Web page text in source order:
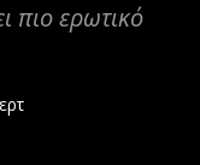
πιο ερωτικό